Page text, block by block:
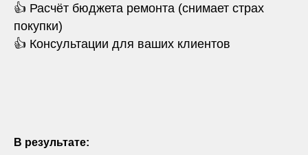
👍 Расчёт бюджета ремонта (снимает страх
покупки)
👍 Консультации для ваших клиентов
В результате: